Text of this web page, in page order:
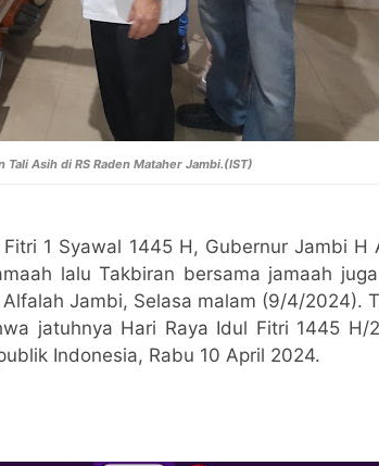
Asih di RS Raden Mataher Jambi.(IST)
1 Syawal 1445 H, Gubernur Jambi H
lalu Takbiran bersama jamaah
Jambi, Selasa malam (9/4/2024).
jatuhnya Hari Raya Idul Fitri 1445 H/
Indonesia, Rabu 10 April 2024.